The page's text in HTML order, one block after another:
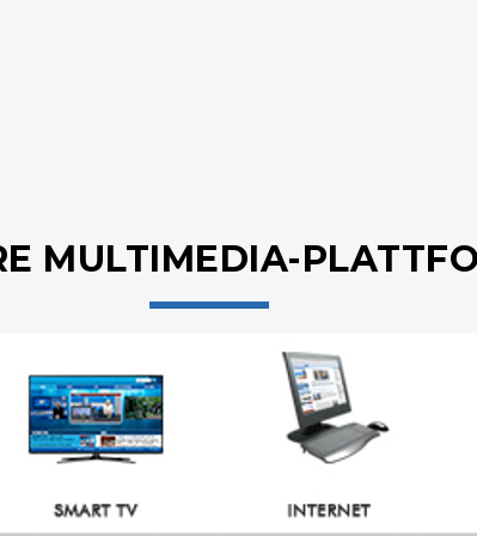
MULTIMEDIA-